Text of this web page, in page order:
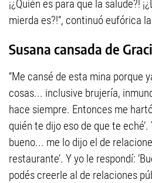
¡¿Quién es para que la salude?!
mierda es?!“, continuó eufórica
Susana cansada de
“Me cansé de esta mina porque
cosas... inclusive brujería,
hace siempre. Entonces me
quién te dijo eso de que te eché’.
bueno... me lo dijo el de
restaurante’. Y yo le respondí:
podés creerle al de relaciones